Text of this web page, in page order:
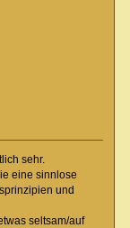
sehr.
eine sinnlose
und
seltsam/auf